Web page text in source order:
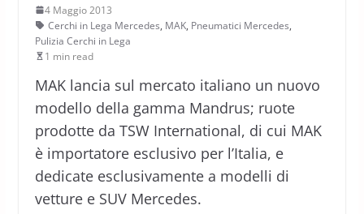
4 Maggio 2013
Cerchi in Lega Mercedes, MAK, Pneumatici Mercedes,
Pulizia Cerchi in Lega
1 min read
MAK lancia sul mercato italiano un nuovo
modello della gamma Mandrus; ruote
prodotte da TSW International, di cui MAK
è importatore esclusivo per l’Italia, e
dedicate esclusivamente a modelli di
vetture e SUV Mercedes.